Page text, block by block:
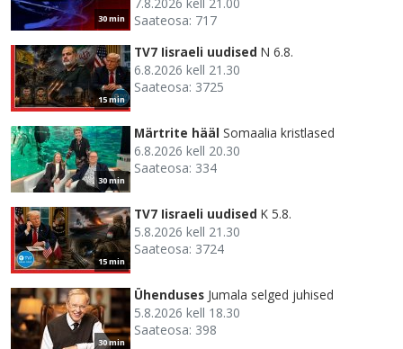
30 min
Saateosa: 717
15 min
TV7 Iisraeli uudised N 6.8.
6.8.2026 kell 21.30
Saateosa: 3725
30 min
Märtrite hääl Somaalia kristlased
6.8.2026 kell 20.30
Saateosa: 334
15 min
TV7 Iisraeli uudised K 5.8.
5.8.2026 kell 21.30
Saateosa: 3724
30 min
Ühenduses Jumala selged juhised
5.8.2026 kell 18.30
Saateosa: 398